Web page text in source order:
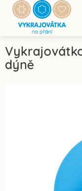
Přejít
obsah
dýně